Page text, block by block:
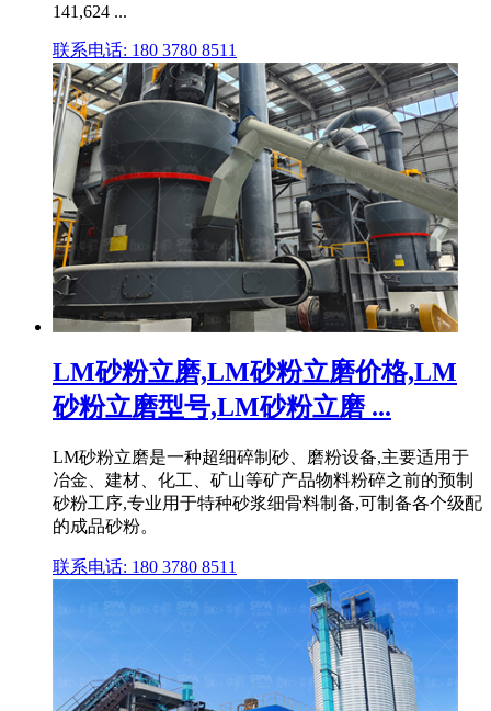
141,624 ...
联系电话: 180 3780 8511
LM砂粉立磨,LM砂粉立磨价格,LM
砂粉立磨型号,LM砂粉立磨 ...
LM砂粉立磨是一种超细碎制砂、磨粉设备,主要适用于
冶金、建材、化工、矿山等矿产品物料粉碎之前的预制
砂粉工序,专业用于特种砂浆细骨料制备,可制备各个级配
的成品砂粉。
联系电话: 180 3780 8511